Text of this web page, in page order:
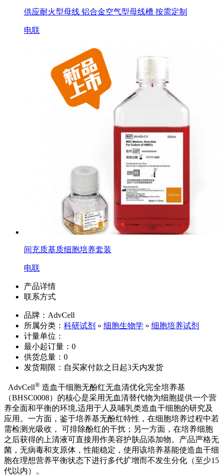
供应耐火型母线 铝合金空气型母线槽 按需定制
电联
间充质基质细胞培养套装
电联
产品详情
联系方式
品牌：AdvCell
所属分类： 科研试剂 » 细胞生物学 » 细胞培养试剂
计量单位：
最小起订量：0
供货总量：0
发货期限：自买家付款之日起3天内发货
AdvCell® 造血干细胞无酚红无血清优化完全培养基
（BHSC0008）的核心是采用无血清替代物为细胞提供一个营
养全面和平衡的环境,适用于人及哺乳类造血干细胞的研究及
应用。 一方面，鉴于培养基无酚红特性，在细胞培养过程中若
需检测光吸收， 可排除酚红的干扰；另一方面，在培养细胞
之后获得的上清液可直接用作美容护肤品添加物。产品严格无
菌，无病毒和支原体，性能稳定，使用该培养基能使造血干细
胞在理想营养平衡状态下进行多代扩增而不发生分化（至少15
代以内）。